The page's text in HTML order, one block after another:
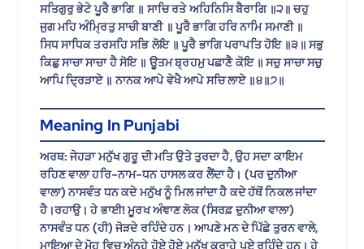
ਸਤਿਗੁਰੁ ਭੇਟੇ ਪੂਰੈ ਭਾਗਿ ॥ ਸਾਚਿ ਰਤੇ ਅਹਿਨਿਸਿ ਬੈਰਾਗਿ ॥੨॥ ਚਹੁ
ਜੁਗ ਮਹਿ ਅੰਮ੍ਰਿਤੁ ਸਾਚੀ ਬਾਣੀ ॥ ਪੂਰੈ ਭਾਗਿ ਹਰਿ ਨਾਮਿ ਸਮਾਣੀ ॥
ਸਿਧ ਸਾਧਿਕ ਤਰਸਹਿ ਸਭਿ ਲੋਇ ॥ ਪੂਰੈ ਭਾਗਿ ਪਰਾਪਤਿ ਹੋਇ ॥੩॥ ਸਭੁ
ਕਿਛੁ ਸਾਚਾ ਸਾਚਾ ਹੈ ਸੋਇ ॥ ਊਤਮ ਬ੍ਰਹਮੁ ਪਛਾਣੈ ਕੋਇ ॥ ਸਚੁ ਸਾਚਾ ਸਚੁ
ਆਪਿ ਦ੍ਰਿੜਾਏ ॥ ਨਾਨਕ ਆਪੇ ਵੇਖੈ ਆਪੇ ਸਚਿ ਲਾਏ ॥੪॥੭॥
Meaning In Punjabi
ਅਰਥ: ਜੇਹੜਾ ਮਨੁੱਖ ਗੁਰੂ ਦੀ ਮਤਿ ਉਤੇ ਤੁਰਦਾ ਹੈ, ਉਹ ਸਦਾ ਕਾਇਮ
ਰਹਿਣ ਵਾਲਾ ਹਰਿ-ਨਾਮ-ਧਨ ਹਾਸਲ ਕਰ ਲੈਂਦਾ ਹੈ। (ਪਰ ਦੁਨੀਆ
ਵਾਲਾ) ਨਾਸਵੰਤ ਧਨ ਕਦੇ ਮਨੁੱਖ ਨੂੰ ਮਿਲ ਜਾਂਦਾ ਹੈ ਕਦੇ ਹੱਥੋਂ ਨਿਕਲ ਜਾਂਦਾ
ਹੈ।ਰਹਾਉ। ਹੇ ਭਾਈ! ਮੂਰਖ ਅੰਞਾਣ ਲੋਕ (ਸਿਰਫ਼ ਦੁਨੀਆ ਵਾਲਾ)
ਨਾਸਵੰਤ ਧਨ (ਹੀ) ਜੋੜਦੇ ਰਹਿੰਦੇ ਹਨ। ਆਪਣੇ ਮਨ ਦੇ ਪਿੱਛੇ ਤੁਰਨ ਵਾਲੇ,
ਮਾਇਆ ਦੇ ਮੋਹ ਵਿਚ ਅੰਨ੍ਹੇ ਹੋਏ ਹੋਏ ਮਨੁੱਖ ਕੁਰਾਹੇ ਪਏ ਰਹਿੰਦੇ ਹਨ। ਹੇ